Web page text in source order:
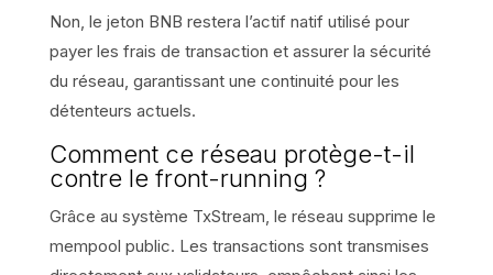
Non, le jeton BNB restera l’actif natif utilisé pour
payer les frais de transaction et assurer la sécurité
du réseau, garantissant une continuité pour les
détenteurs actuels.
Comment ce réseau protège-t-il
contre le front-running ?
Grâce au système TxStream, le réseau supprime le
mempool public. Les transactions sont transmises